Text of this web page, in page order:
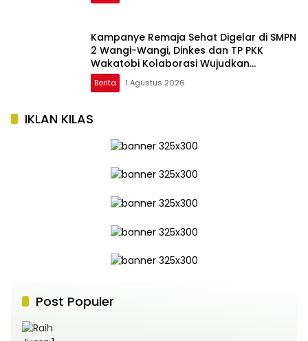
Kampanye Remaja Sehat Digelar di SMPN
2 Wangi-Wangi, Dinkes dan TP PKK
Wakatobi Kolaborasi Wujudkan
Generasi Sehat
Berita 1 Agustus 2026
IKLAN KILAS
Post Populer